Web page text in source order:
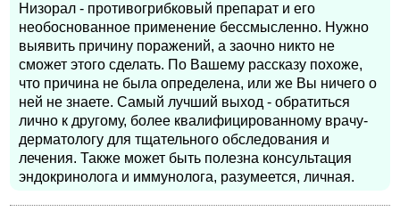
Низорал - противогрибковый препарат и его
необоснованное применение бессмысленно. Нужно
выявить причину поражений, а заочно никто не
сможет этого сделать. По Вашему рассказу похоже,
что причина не была определена, или же Вы ничего о
ней не знаете. Самый лучший выход - обратиться
лично к другому, более квалифицированному врачу-
дерматологу для тщательного обследования и
лечения. Также может быть полезна консультация
эндокринолога и иммунолога, разумеется, личная.